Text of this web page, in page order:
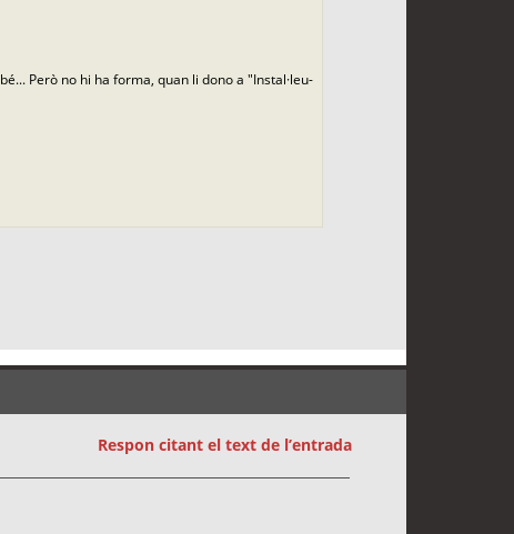
Però no hi ha forma, quan li dono a "Instal·leu-
Respon citant el text de l’entrada